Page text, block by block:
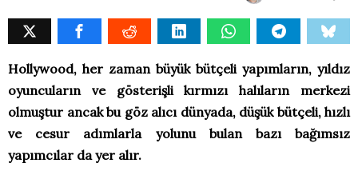
Hollywood, her zaman büyük bütçeli yapımların, yıldız
oyuncuların ve gösterişli kırmızı halıların merkezi
olmuştur ancak bu göz alıcı dünyada, düşük bütçeli, hızlı
ve cesur adımlarla yolunu bulan bazı bağımsız
yapımcılar da yer alır.